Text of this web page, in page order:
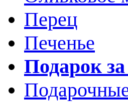
Перец
Печенье
Подарок